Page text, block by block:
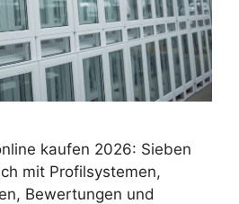
kaufen 2026: Sieben
mit Profilsystemen,
Bewertungen und